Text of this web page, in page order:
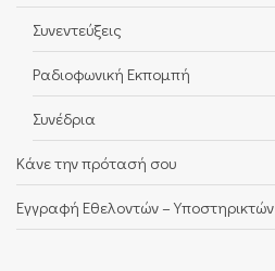
Συνεντεύξεις
Ραδιοφωνική Εκπομπή
Συνέδρια
Κάνε την πρότασή σου
Εγγραφή Εθελοντών – Υποστηρικτών